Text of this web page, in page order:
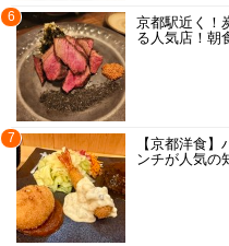
6
京都駅近く！
る人気店！朝
7
【京都洋食
ンチが人気の